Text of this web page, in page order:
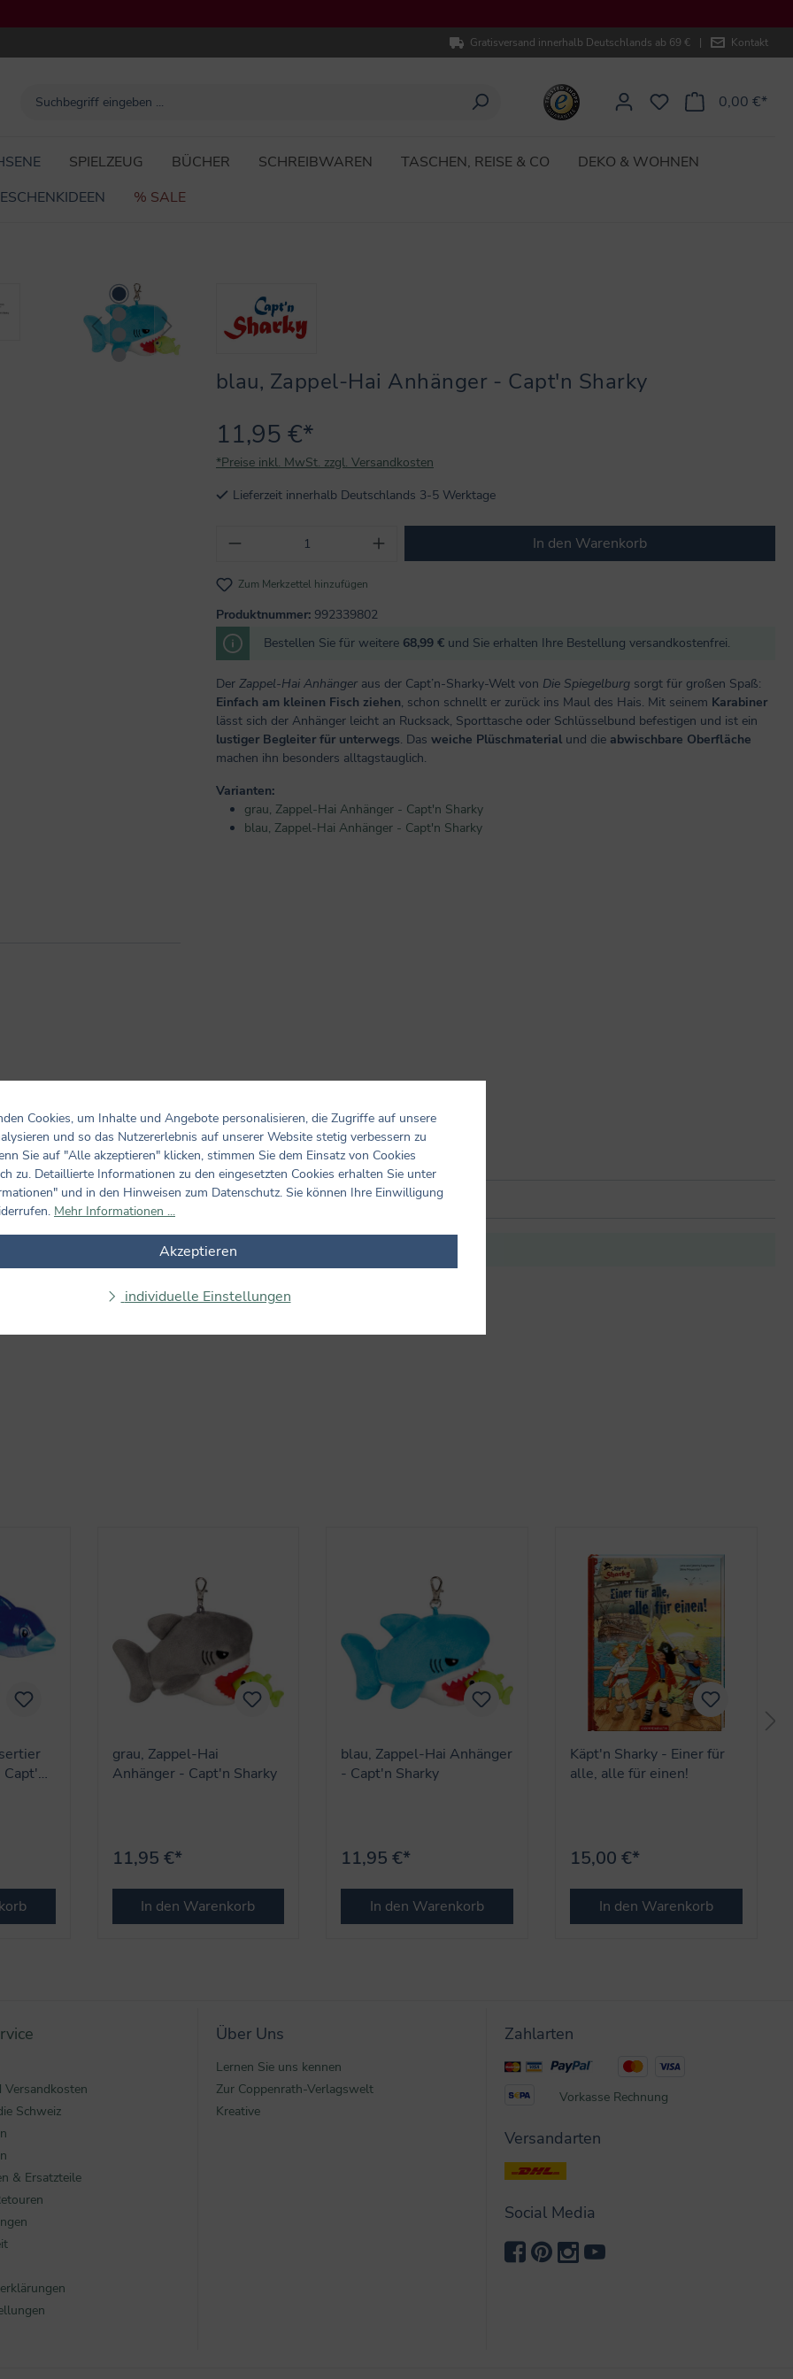
Gratisversand innerhalb Deutschlands ab 69 € | Kontakt
0,00 €*
SPIELZEUG BÜCHER SCHREIBWAREN TASCHEN, REISE & CO
DEKO & WOHNEN
% SALE
blau, Zappel-Hai Anhänger - Capt'n Sharky
11,95 €*
*Preise inkl. MwSt. zzgl. Versandkosten
Lieferzeit innerhalb Deutschlands 3-5 Werktage
Produkt Anzahl: Gib den gewünschten Wert ein oder
In den Warenkorb
Zum Merkzettel hinzufügen
Produktnummer: 992339802
Bestellen Sie für weitere 68,99 € und Sie erhalten Ihre Bestellung versandkostenfrei.
Der Zappel-Hai Anhänger aus der Capt’n-Sharky-Welt von Die Spiegelburg sorgt für großen Spaß:
Einfach am kleinen Fisch ziehen, schon schnellt er zurück ins Maul des Hais. Mit seinem Karabiner
lässt sich der Anhänger leicht an Rucksack, Sporttasche oder Schlüsselbund befestigen und ist ein
lustiger Begleiter für unterwegs. Das weiche Plüschmaterial und die abwischbare Oberfläche
machen ihn besonders alltagstauglich.
Varianten:
grau, Zappel-Hai Anhänger - Capt'n Sharky
blau, Zappel-Hai Anhänger - Capt'n Sharky
Bewertungen nur in der aktuellen Sprache anzeigen.
Keine Bewertungen gefunden. Teilen Sie Ihre Erfahrungen mit anderen.
Capt'n
grau, Zappel-Hai
Anhänger - Capt'n Sharky
11,95 €*
In den Warenkorb
blau, Zappel-Hai Anhänger
- Capt'n Sharky
11,95 €*
In den Warenkorb
Käpt'n Sharky - Einer für
alle, alle für einen!
15,00 €*
In den Warenkorb
Versandkosten
Schweiz
& Ersatzteile
Über Uns
Lernen Sie uns kennen
Zur Coppenrath-Verlagswelt
Kreative
Zahlarten
Vorkasse Rechnung
Versandarten
Social Media
Cookies, um Inhalte und Angebote personalisieren, die Zugriffe auf unsere
und so das Nutzererlebnis auf unserer Website stetig verbessern zu
Sie auf "Alle akzeptieren" klicken, stimmen Sie dem Einsatz von Cookies
zu. Detaillierte Informationen zu den eingesetzten Cookies erhalten Sie unter
und in den Hinweisen zum Datenschutz. Sie können Ihre Einwilligung
Mehr Informationen ...
Akzeptieren
individuelle Einstellungen